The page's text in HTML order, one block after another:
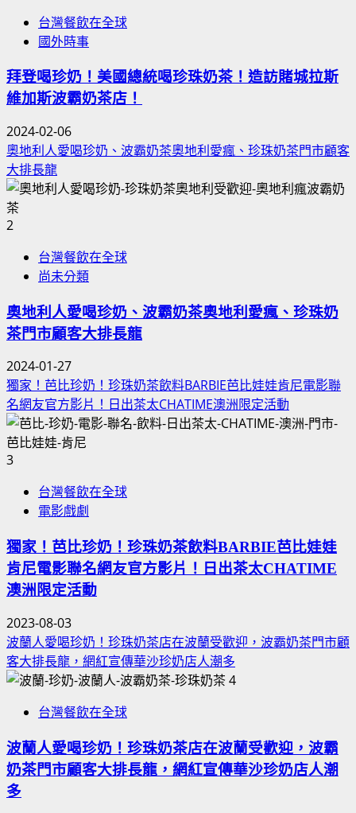
台灣餐飲在全球
國外時事
拜登喝珍奶！美國總統喝珍珠奶茶！造訪賭城拉斯
維加斯波霸奶茶店！
2024-02-06
奧地利人愛喝珍奶、波霸奶茶奧地利愛瘋、珍珠奶茶門市顧客
大排長龍
2
台灣餐飲在全球
尚未分類
奧地利人愛喝珍奶、波霸奶茶奧地利愛瘋、珍珠奶
茶門市顧客大排長龍
2024-01-27
獨家！芭比珍奶！珍珠奶茶飲料BARBIE芭比娃娃肯尼電影聯
名網友官方影片！日出茶太CHATIME澳洲限定活動
3
台灣餐飲在全球
電影戲劇
獨家！芭比珍奶！珍珠奶茶飲料BARBIE芭比娃娃
肯尼電影聯名網友官方影片！日出茶太CHATIME
澳洲限定活動
2023-08-03
波蘭人愛喝珍奶！珍珠奶茶店在波蘭受歡迎，波霸奶茶門市顧
客大排長龍，網紅宣傳華沙珍奶店人潮多
4
台灣餐飲在全球
波蘭人愛喝珍奶！珍珠奶茶店在波蘭受歡迎，波霸
奶茶門市顧客大排長龍，網紅宣傳華沙珍奶店人潮
多